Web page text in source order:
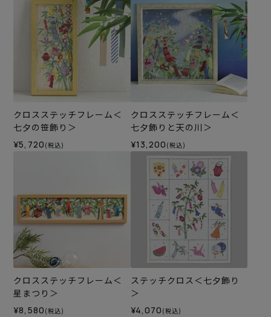
クロスステッチフレーム＜
七夕の笹飾り＞
¥5,720 (税込)
クロスステッチフレーム＜
七夕飾りと天の川＞
¥13,200 (税込)
クロスステッチフレーム＜
星まつり＞
¥8,580 (税込)
ステッチクロス＜七夕飾り
＞
¥4,070 (税込)